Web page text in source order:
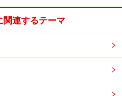
？
上から見たとき、猫の肩より
身体がヒョウタンのように見
背骨の上に脂肪を感じたり、
にあるかわからないようでし
関連するテーマ